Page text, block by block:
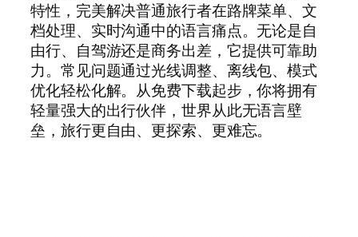
特性，完美解决普通旅行者在路牌菜单、文
档处理、实时沟通中的语言痛点。无论是自
由行、自驾游还是商务出差，它提供可靠助
力。常见问题通过光线调整、离线包、模式
优化轻松化解。从免费下载起步，你将拥有
轻量强大的出行伙伴，世界从此无语言壁
垒，旅行更自由、更探索、更难忘。